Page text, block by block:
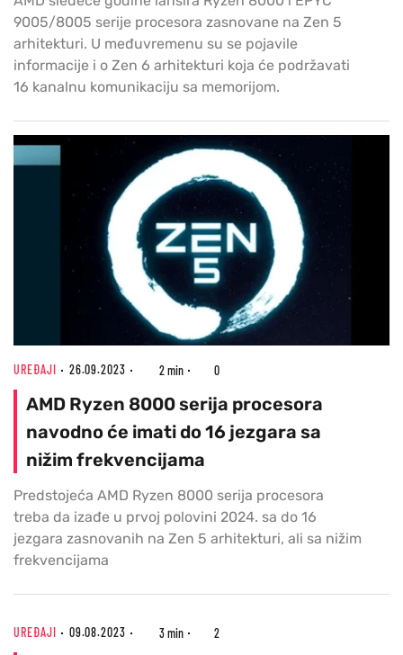
9005/8005 serije procesora zasnovane na Zen 5
arhitekturi. U međuvremenu su se pojavile
informacije i o Zen 6 arhitekturi koja će podržavati
16 kanalnu komunikaciju sa memorijom.
UREĐAJI 26.09.2023 2 min 0
AMD Ryzen 8000 serija procesora
navodno će imati do 16 jezgara sa
nižim frekvencijama
Predstojeća AMD Ryzen 8000 serija procesora
treba da izađe u prvoj polovini 2024. sa do 16
jezgara zasnovanih na Zen 5 arhitekturi, ali sa nižim
frekvencijama
UREĐAJI 09.08.2023 3 min 2